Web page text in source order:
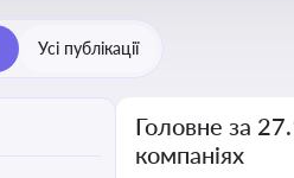
Усі публікації
Головне за
компаніях